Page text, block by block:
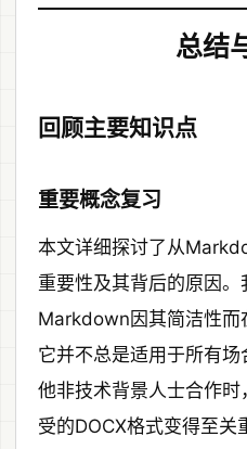
总结
回顾主要知识点
重要概念复习
本文详细探讨了从
重要性及其背后的原因
Markdown因其简洁性而
它并不总是适用于所有
他非技术背景人士合作
受的DOCX格式变得至关